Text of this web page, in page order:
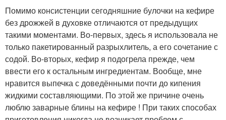
Помимо консистенции сегодняшние булочки на кефире
без дрожжей в духовке отличаются от предыдущих
такими моментами. Во-первых, здесь я использовала не
только пакетированный разрыхлитель, а его сочетание с
содой. Во-вторых, кефир я подогрела прежде, чем
ввести его к остальным ингредиентам. Вообще, мне
нравится выпечка с доведёнными почти до кипения
жидкими составляющими. По этой же причине очень
люблю заварные блины на кефире ! При таких способах